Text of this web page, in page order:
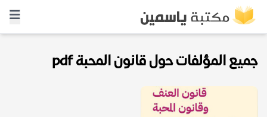
جميع المؤلفات حول قانون المحبة pdf